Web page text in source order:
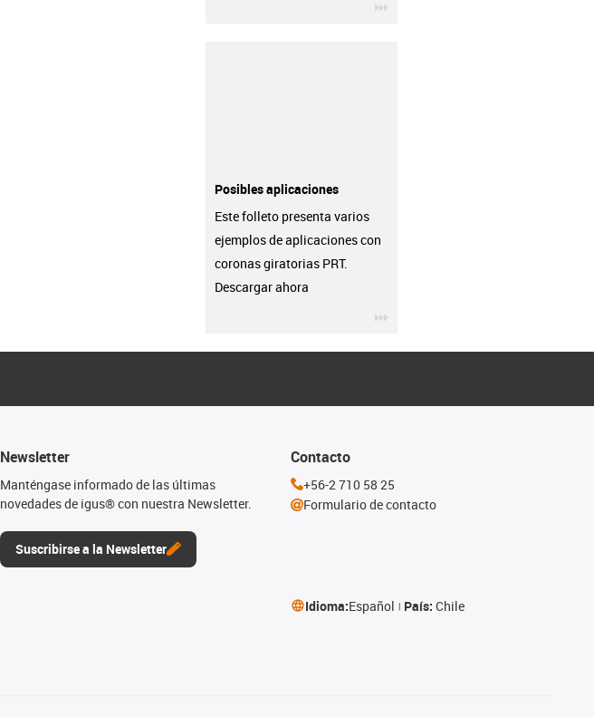
Posibles aplicaciones
Este folleto presenta varios
ejemplos de aplicaciones con
coronas giratorias PRT.
Descargar ahora
Newsletter
Manténgase informado de las últimas
novedades de igus® con nuestra Newsletter.
Suscribirse a la Newsletter
Contacto
+56-2 710 58 25
Formulario de contacto
Idioma:Español País: Chile